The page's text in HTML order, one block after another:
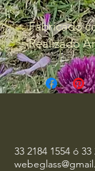
Fabricado
Realizado
33 2184 1554 ó 33